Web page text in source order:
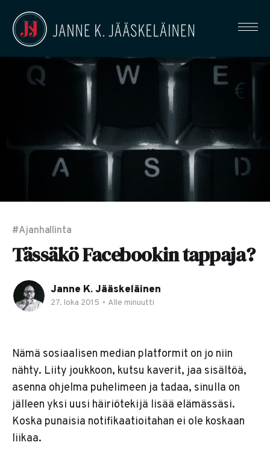
#Ajanhallinta
Tässäkö Facebookin tappaja?
Janne K. Jääskeläinen
27. loka 2015 • Alle minuutti
Nämä sosiaalisen median platformit on jo niin
nähty. Liity joukkoon, kutsu kaverit, jaa sisältöä,
asenna ohjelma puhelimeen ja tadaa, sinulla on
jälleen yksi uusi häiriötekijä lisää elämässäsi.
Koska punaisia notifikaatioitahan ei ole koskaan
liikaa.